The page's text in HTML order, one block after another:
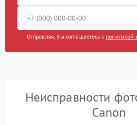
Отправляя, Вы соглашаетесь с политикой
Неисправности
Canon